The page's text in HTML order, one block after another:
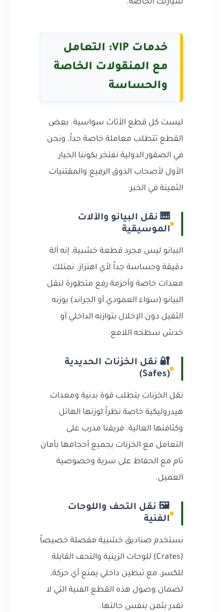
سيارتك الخاصة.
خدمات VIP: التعامل
مع المنقولات الخاصة
والحساسة
ليست كل قطع الأثاث سواسية. بعض
القطع تتطلب معاملة خاصة جداً، ونحن
في الصقور الدولية نفتخر بكوننا الخيار
الأول لأصحاب الذوق الرفيع والمقتنيات
الثمينة في الخبر:
🎹 نقل البيانو والآلات
الموسيقية
البيانو ليس مجرد قطعة خشبية، إنه آلة
دقيقة وحساسة جداً لأي اهتزاز. نمتلك
معدات خاصة وأحزمة رفع متطورة لنقل
البيانو (سواء العمودي أو الجراند) بوزنه
الثقيل دون الإخلال بتوازنه الداخلي أو
خدش سطحه اللامع.
🔐 نقل الخزنات الحديدية
(Safes)
نقل الخزنات يتطلب قوة بدنية ومعدات
هيدروليكية خاصة نظراً لوزنها الهائل
وكثافتها العالية. فريقنا مدرب على
التعامل مع الخزنات بجميع أحجامها بأمان
تام مع الحفاظ على سرية وخصوصية
العميل.
🖼️ نقل التحف واللوحات
الفنية
نستخدم صناديق خشبية مفصلة خصيصاً
(Crates) للوحات الزيتية والتحف القابلة
للكسر، مع تبطين داخلي يمنع أي حركة،
لضمان وصول هذه القطع الفنية التي لا
تقدر بثمن بنفس حالتها.